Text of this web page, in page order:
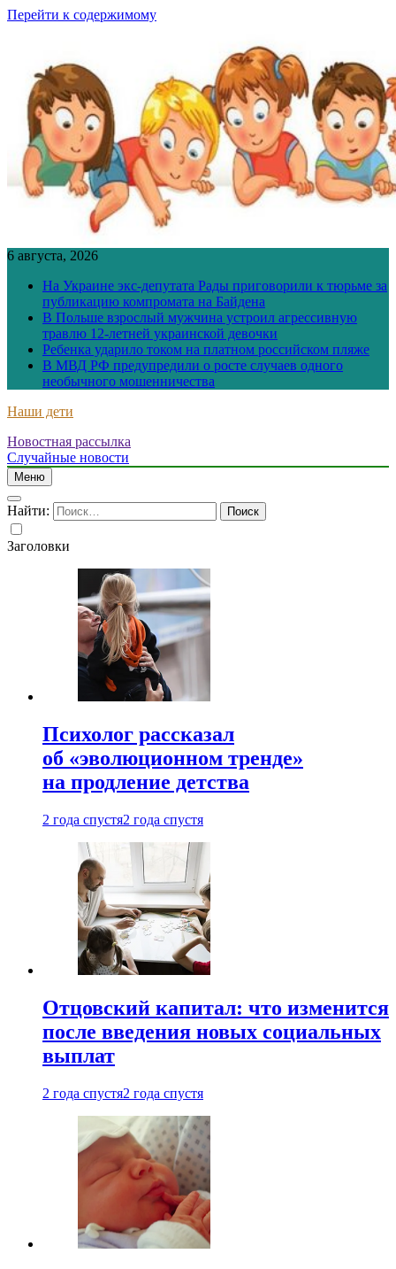
Перейти к содержимому
6 августа, 2026
На Украине экс-депутата Рады приговорили к тюрьме за
публикацию компромата на Байдена
В Польше взрослый мужчина устроил агрессивную
травлю 12-летней украинской девочки
Ребенка ударило током на платном российском пляже
В МВД РФ предупредили о росте случаев одного
необычного мошенничества
Наши дети
Новостная рассылка
Случайные новости
Меню
Найти:
Заголовки
Психолог рассказал
об «эволюционном тренде»
на продление детства
2 года спустя2 года спустя
Отцовский капитал: что изменится
после введения новых социальных
выплат
2 года спустя2 года спустя